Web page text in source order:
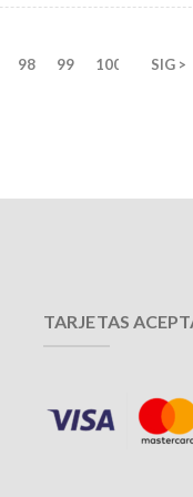
98 99 100 SIG >
TARJETAS